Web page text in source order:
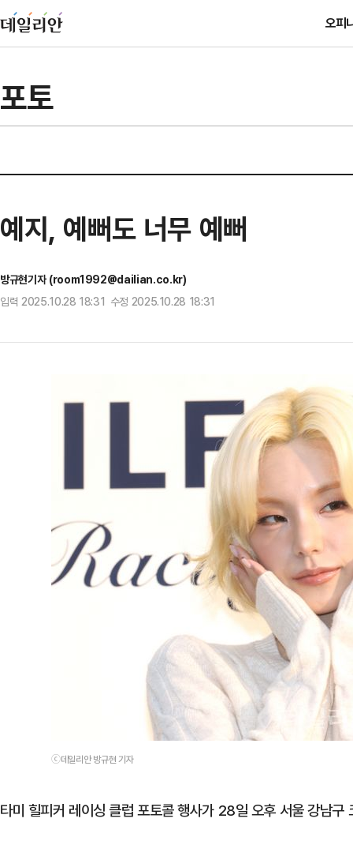
오피
포토
예지, 예뻐도 너무 예뻐
방규현기자 (room1992@dailian.co.kr)
입력 2025.10.28 18:31 수정 2025.10.28 18:31
ⓒ데일리안 방규현 기자
타미 힐피커 레이싱 클럽 포토콜 행사가 28일 오후 서울 강남구